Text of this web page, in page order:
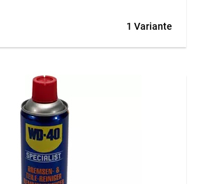
ist ein hochwertiges
Metall und eignet sich ideal für die
von WD-40 Produkten im
zu 108 Dosen sowie 4 Kanister à 5
Durch die stabile
der Ständer robust, langlebig und für
im Verkaufsbereich geeignet.
Gewicht ca. 18 kg.
Warenpräsentation von WD-40
1 Variante